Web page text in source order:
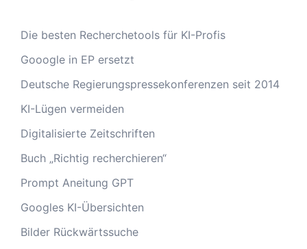
Die besten Recherchetools für KI-Profis
Gooogle in EP ersetzt
Deutsche Regierungspressekonferenzen seit 2014
KI-Lügen vermeiden
Digitalisierte Zeitschriften
Buch „Richtig recherchieren“
Prompt Aneitung GPT
Googles KI-Übersichten
Bilder Rückwärtssuche